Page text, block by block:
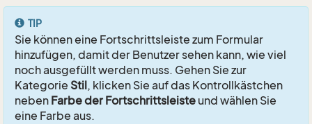
TIP
Sie können eine Fortschrittsleiste zum Formular
hinzufügen, damit der Benutzer sehen kann, wie viel
noch ausgefüllt werden muss. Gehen Sie zur
Kategorie Stil, klicken Sie auf das Kontrollkästchen
neben Farbe der Fortschrittsleiste und wählen Sie
eine Farbe aus.